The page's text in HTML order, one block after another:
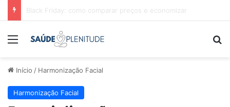
Black Friday: como monitorar preços e promoções
Menu
Início / Harmonização Facial
Harmonização Facial